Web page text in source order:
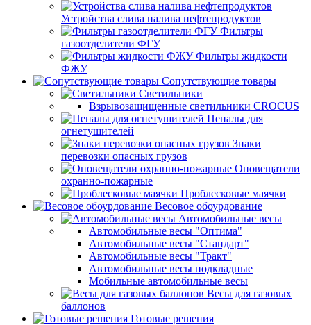
Устройства слива налива нефтепродуктов
Фильтры
газоотделители ФГУ
Фильтры жидкости
ФЖУ
Сопутствующие товары
Светильники
Взрывозащищенные светильники CROCUS
Пеналы для
огнетушителей
Знаки
перевозки опасных грузов
Оповещатели
охранно-пожарные
Проблесковые маячки
Весовое обоурдование
Автомобильные весы
Автомобильные весы "Оптима"
Автомобильные весы "Стандарт"
Автомобильные весы "Тракт"
Автомобильные весы подкладные
Мобильные автомобильные весы
Весы для газовых
баллонов
Готовые решения